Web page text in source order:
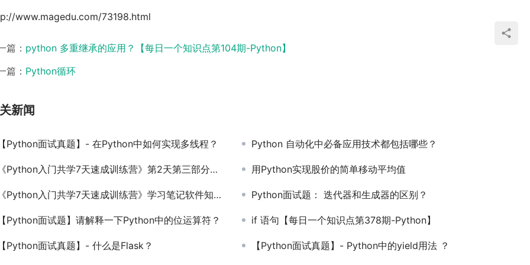
www.magedu.com/73198.html
篇： python 多重继承的应用？【每日一个知识点第104期-Python】
篇： Python循环
新闻
【Python面试真题】- 在Python中如何实现多线程？ Python 自动化中必备应用技术都包括哪些？
《Python入门共学7天速成训练营》第2天第三部分学习任务 用Python实现股价的简单移动平均值
《Python入门共学7天速成训练营》学习笔记软件知乎使用指南 Python面试题： 迭代器和生成器的区别？
【Python面试题】请解释一下Python中的位运算符？ if 语句【每日一个知识点第378期-Python】
【Python面试真题】- 什么是Flask？ 【Python面试真题】- Python中的yield用法 ？